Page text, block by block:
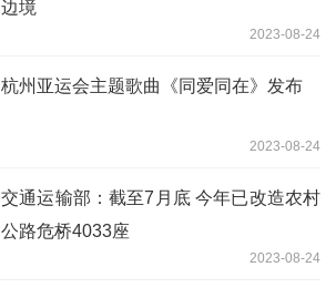
边境
2023-08-24
杭州亚运会主题歌曲《同爱同在》发布
2023-08-24
交通运输部：截至7月底 今年已改造农村
公路危桥4033座
2023-08-24